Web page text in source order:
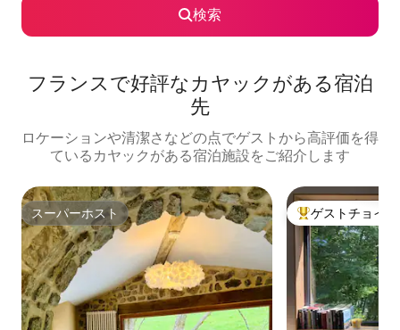
検索
フランスで好評なカヤックがある宿泊
先
ロケーションや清潔さなどの点でゲストから高評価を得
ているカヤックがある宿泊施設をご紹介します
スーパーホスト
スーパーホスト 大好評のゲスト
ゲストチョイス